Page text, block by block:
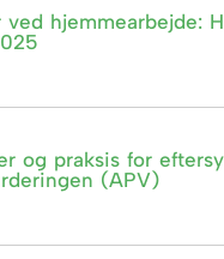
ved
og praksis for
(APV)